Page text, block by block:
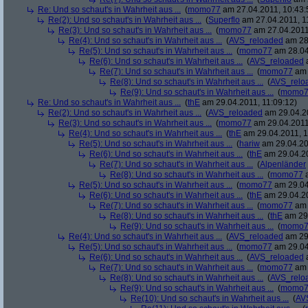
Re: Und so schaut's in Wahrheit aus ... (momo77 am 27.04.2011,
Re(2): Und so schaut's in Wahrheit aus ... (Superflo am 27.04.2011,
Re(3): Und so schaut's in Wahrheit aus ... (momo77 am
Re(4): Und so schaut's in Wahrheit aus ... (AVS_reloaded am
Re(5): Und so schaut's in Wahrheit aus ... (momo77 am
Re(6): Und so schaut's in Wahrheit aus ... (AVS_reloaded
Re(7): Und so schaut's in Wahrheit aus ... (momo77 am
Re(8): Und so schaut's in Wahrheit aus ... (
Re(9): Und so schaut's in Wahrheit aus ... (
Re: Und so schaut's in Wahrheit aus ... (thE am 29.04.2011, 11:09:12)
Re(2): Und so schaut's in Wahrheit aus ... (AVS_reloaded am
Re(3): Und so schaut's in Wahrheit aus ... (momo77 am
Re(4): Und so schaut's in Wahrheit aus ... (thE am 29.04.2011,
Re(5): Und so schaut's in Wahrheit aus ... (hariw am
Re(6): Und so schaut's in Wahrheit aus ... (thE am
Re(7): Und so schaut's in Wahrheit aus ... (Alpenländer
Re(8): Und so schaut's in Wahrheit aus ... (momo77
Re(5): Und so schaut's in Wahrheit aus ... (momo77 am
Re(6): Und so schaut's in Wahrheit aus ... (thE am
Re(7): Und so schaut's in Wahrheit aus ... (momo77
Re(8): Und so schaut's in Wahrheit aus ... (thE am
Re(9): Und so schaut's in Wahrheit aus ... (
Re(4): Und so schaut's in Wahrheit aus ... (AVS_reloaded am
Re(5): Und so schaut's in Wahrheit aus ... (momo77 am
Re(6): Und so schaut's in Wahrheit aus ... (AVS_reloaded
Re(7): Und so schaut's in Wahrheit aus ... (momo77
Re(8): Und so schaut's in Wahrheit aus ... (
Re(9): Und so schaut's in Wahrheit aus ... (
Re(10): Und so schaut's in Wahrheit aus ... (